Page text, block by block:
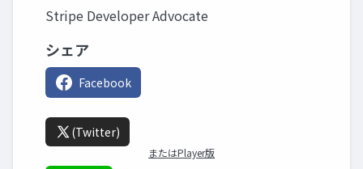
Stripe Developer Advocate
シェア
Facebook
(Twitter)
またはPlayer版